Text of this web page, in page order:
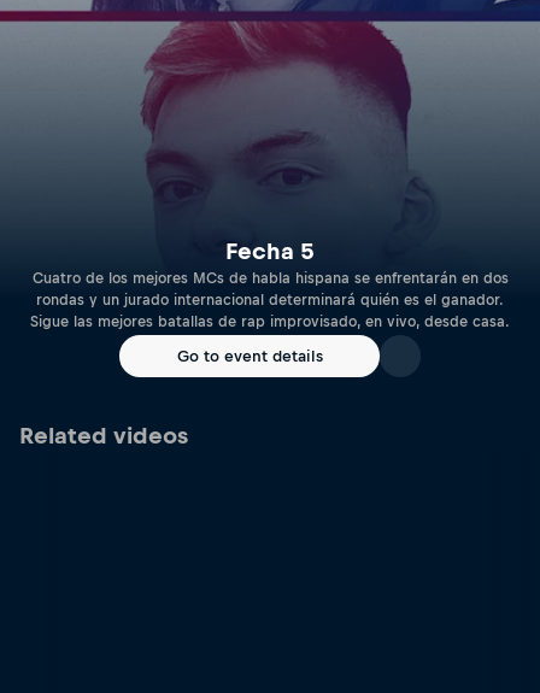
Fecha 5
Cuatro de los mejores MCs de habla hispana se enfrentarán en dos
rondas y un jurado internacional determinará quién es el ganador.
Sigue las mejores batallas de rap improvisado, en vivo, desde casa.
Go to event details
Related videos